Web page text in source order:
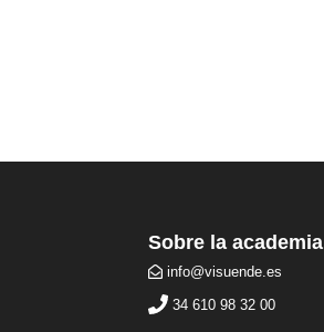
Sobre la academia
info@visuende.es
34 610 98 32 00